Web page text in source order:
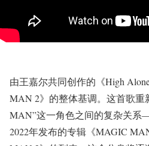
由王嘉尔共同创作的《High
MAN 2》的整体基调。这首歌重
MAN”这一角色之间的复杂关
2022年发布的专辑《MAGIC